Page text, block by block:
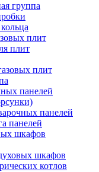
группа
плит
плит
плит
панелей
панелей
панелей
шкафов
шкафов
котлов